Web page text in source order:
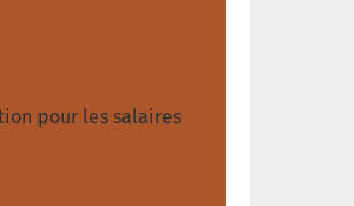
pour les salaires